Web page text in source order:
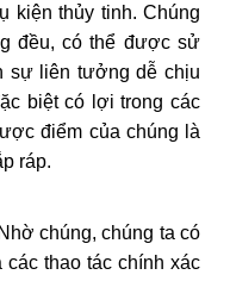
kiện thủy tinh. Chúng
đều, có thể được sử
sự liên tưởng dễ chịu
biệt có lợi trong các
điểm của chúng là
ráp.
chúng, chúng ta có
thao tác chính xác